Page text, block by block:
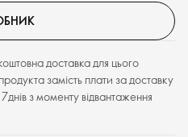
доставка для цього
замість плати за доставку
з моменту відвантаження